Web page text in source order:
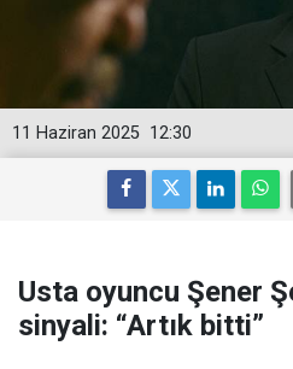
12:30
11 Haziran 2025
Usta oyuncu Şener
sinyali: “Artık bitti”